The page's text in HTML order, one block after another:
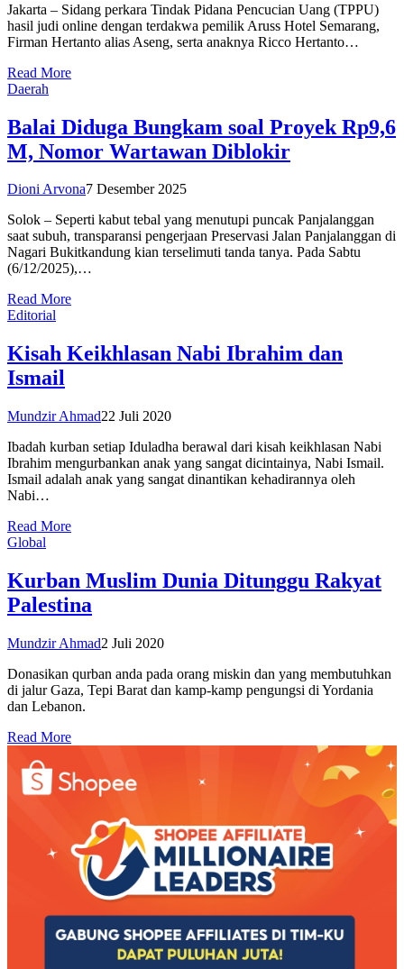
Jakarta – Sidang perkara Tindak Pidana Pencucian Uang (TPPU)
hasil judi online dengan terdakwa pemilik Aruss Hotel Semarang,
Firman Hertanto alias Aseng, serta anaknya Ricco Hertanto…
Read More
Daerah
Balai Diduga Bungkam soal Proyek Rp9,6
M, Nomor Wartawan Diblokir
Dioni Arvona7 Desember 2025
Solok – Seperti kabut tebal yang menutupi puncak Panjalanggan
saat subuh, transparansi pengerjaan Preservasi Jalan Panjalanggan di
Nagari Bukitkandung kian terselimuti tanda tanya. Pada Sabtu
(6/12/2025),…
Read More
Editorial
Kisah Keikhlasan Nabi Ibrahim dan
Ismail
Mundzir Ahmad22 Juli 2020
Ibadah kurban setiap Iduladha berawal dari kisah keikhlasan Nabi
Ibrahim mengurbankan anak yang sangat dicintainya, Nabi Ismail.
Ismail adalah anak yang sangat dinantikan kehadirannya oleh
Nabi…
Read More
Global
Kurban Muslim Dunia Ditunggu Rakyat
Palestina
Mundzir Ahmad2 Juli 2020
Donasikan qurban anda pada orang miskin dan yang membutuhkan
di jalur Gaza, Tepi Barat dan kamp-kamp pengungsi di Yordania
dan Lebanon.
Read More